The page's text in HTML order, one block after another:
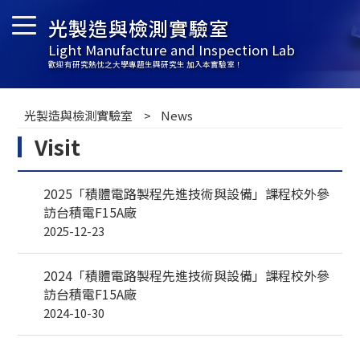
光製造與檢測實驗室
Light Manufacture and Inspection Lab
歡迎有研究熱忱之大學專題生與研究生 加入本實驗室！
光製造與檢測實驗室 News
Visit
2025「積體電路製程先進技術與設備」課程校外參
訪台積電F15A廠
2025-12-23
2024「積體電路製程先進技術與設備」課程校外參
訪台積電F15A廠
2024-10-30